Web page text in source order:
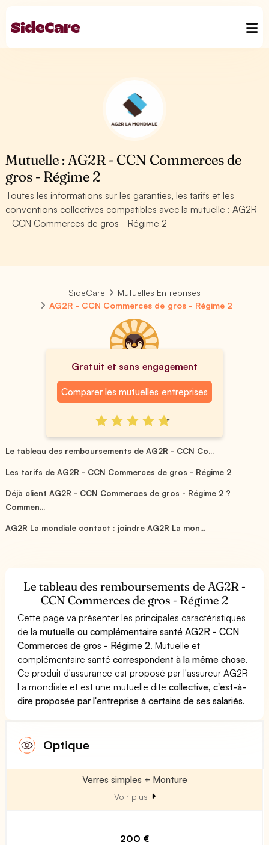
Mutuelle : AG2R - CCN Commerces de
gros - Régime 2
Toutes les informations sur les garanties, les tarifs et les
conventions collectives compatibles avec la mutuelle : AG2R
- CCN Commerces de gros - Régime 2
SideCare
Mutuelles Entreprises
AG2R - CCN Commerces de gros - Régime 2
Gratuit et sans engagement
Comparer les mutuelles entreprises
Le tableau des remboursements de AG2R - CCN Co...
Les tarifs de AG2R - CCN Commerces de gros - Régime 2
Déjà client AG2R - CCN Commerces de gros - Régime 2 ?
Commen...
AG2R La mondiale contact : joindre AG2R La mon...
Le tableau des remboursements de AG2R -
CCN Commerces de gros - Régime 2
Cette page va présenter les principales caractéristiques
de lamutuelle ou complémentaire santé AG2R - CCN
Commerces de gros - Régime 2. Mutuelle et
complémentaire santécorrespondent à la même chose.
Ce produit d'assurance est proposé par l'assureur AG2R
La mondiale et est une mutuelle ditecollective, c'est-à-
dire proposée par l'entreprise à certains de ses salariés.
Optique
Verres simples + Monture
Voir plus
200 €